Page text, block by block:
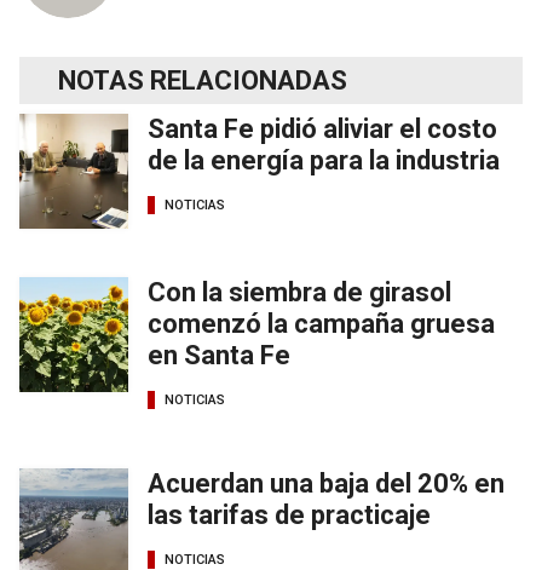
NOTAS RELACIONADAS
Santa Fe pidió aliviar el costo
de la energía para la industria
NOTICIAS
Con la siembra de girasol
comenzó la campaña gruesa
en Santa Fe
NOTICIAS
Acuerdan una baja del 20% en
las tarifas de practicaje
NOTICIAS